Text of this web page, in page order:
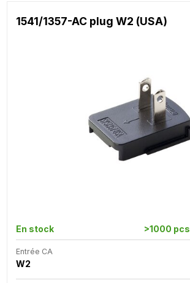
1541/1357-AC plug W2 (USA)
En stock >1000 pcs
Entrée CA
W2